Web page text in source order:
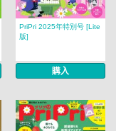
PriPri 2025年特別号 [Lite
版]
購入